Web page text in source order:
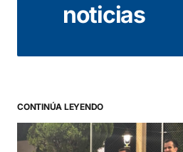
noticias
CONTINÚA LEYENDO